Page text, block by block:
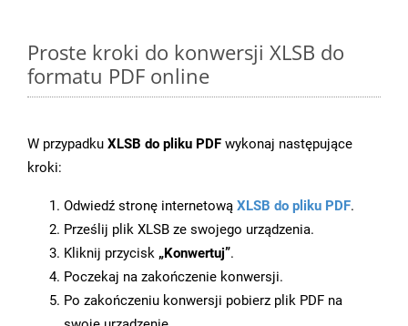
Proste kroki do konwersji XLSB do
formatu PDF online
W przypadku XLSB do pliku PDF wykonaj następujące
kroki:
Odwiedź stronę internetową XLSB do pliku PDF.
Prześlij plik XLSB ze swojego urządzenia.
Kliknij przycisk „Konwertuj”.
Poczekaj na zakończenie konwersji.
Po zakończeniu konwersji pobierz plik PDF na